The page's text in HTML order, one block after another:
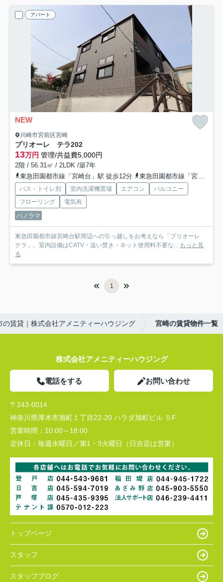
アパート
NEW
川崎市宮前区宮崎
プリオーレ テラ202
13万円 管理/共益費5,000円
2階 / 56.31㎡ / 2LDK /築7年
東急田園都市線「宮崎台」駅 徒歩12分
東急田園都市線「宮前平」駅 徒歩14分
バス・トイレ別 室内洗濯機置場 エアコン
バルコニー
フローリング
電気有
パノラマ
東急田園都市線宮崎台駅周辺への引っ越しをお考えなら「プリオーレ
テラ」。室内設備はCATV・追い焚き・ネット使用料不要な...
もっと見
る
1
の賃貸｜株式会社アメニティーハウジング 宮崎の賃貸物件一覧
株式会社アメニティーハウジング
電話をする お問い合わせ
〒243-0014
神奈川県厚木市旭町１丁目22-20 ハラダ旭町ビル ５F
営業時間： 10:00～18:00
定休日： 毎週水曜日／第1・3火曜日（日吉店は営業）
トップページ
スタッフ
スタッフブログ